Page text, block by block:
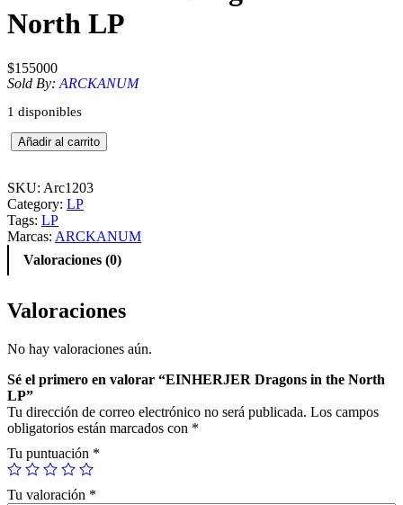
North LP
$155000
Sold By: ARCKANUM
1 disponibles
E
H
E
R
J
r
a
o
s
i
n
t
h
e
N
o
Añadir al carrito
SKU: Arc1203
Category: LP
Tags: LP
Marcas: ARCKANUM
Valoraciones (0)
Valoraciones
No hay valoraciones aún.
Sé el primero en valorar “EINHERJER Dragons in the North
LP”
Tu dirección de correo electrónico no será publicada. Los campos
obligatorios están marcados con *
Tu puntuación *
Tu valoración *